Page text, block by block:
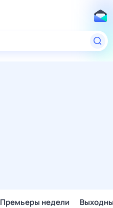
Премьеры недели